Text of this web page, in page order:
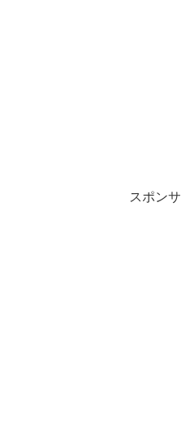
スポン